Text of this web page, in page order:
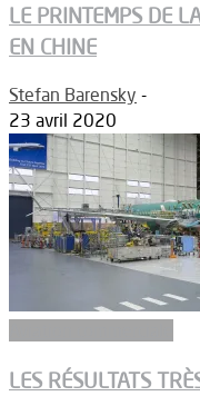
LE PRINTEMPS DE
EN CHINE
Stefan Barensky -
23 avril 2020
LES RÉSULTATS